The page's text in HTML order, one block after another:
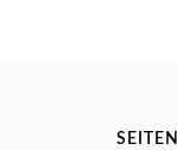
SEITEN